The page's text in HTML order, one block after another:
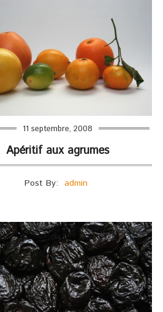
11 septembre, 2008
Apéritif aux agrumes
Post By: admin